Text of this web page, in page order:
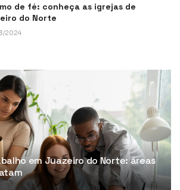
de fé: conheça as igrejas de
do Norte
2024
em Juazeiro do Norte: áreas